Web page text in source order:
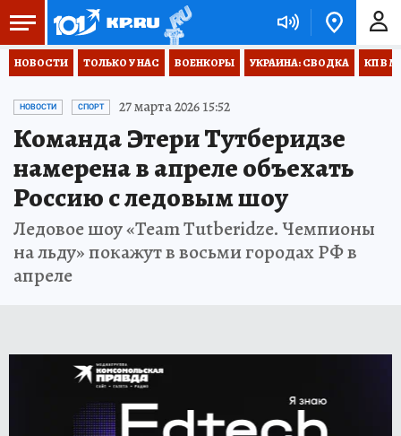
НОВОСТИ ТОЛЬКО У НАС ВОЕНКОРЫ УКРАИНА: СВОДКА КП В
НОВОСТИ СПОРТ 27 марта 2026 15:52
Команда Этери Тутберидзе
намерена в апреле объехать
Россию с ледовым шоу
Ледовое шоу «Team Tutberidze. Чемпионы
на льду» покажут в восьми городах РФ в
апреле